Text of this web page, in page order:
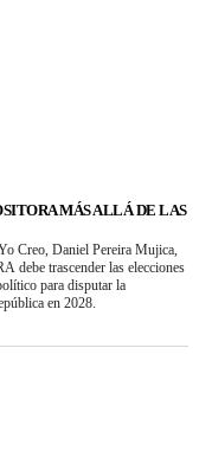
MÁS ALLÁ DE LAS
Creo, Daniel Pereira Mujica,
debe trascender las elecciones
para disputar la
en 2028.